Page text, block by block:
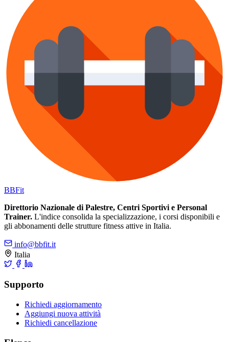
BBFit
Direttorio Nazionale di Palestre, Centri Sportivi e Personal
Trainer. L'indice consolida la specializzazione, i corsi disponibili e
gli abbonamenti delle strutture fitness attive in Italia.
info@bbfit.it
Italia
Supporto
Richiedi aggiornamento
Aggiungi nuova attività
Richiedi cancellazione